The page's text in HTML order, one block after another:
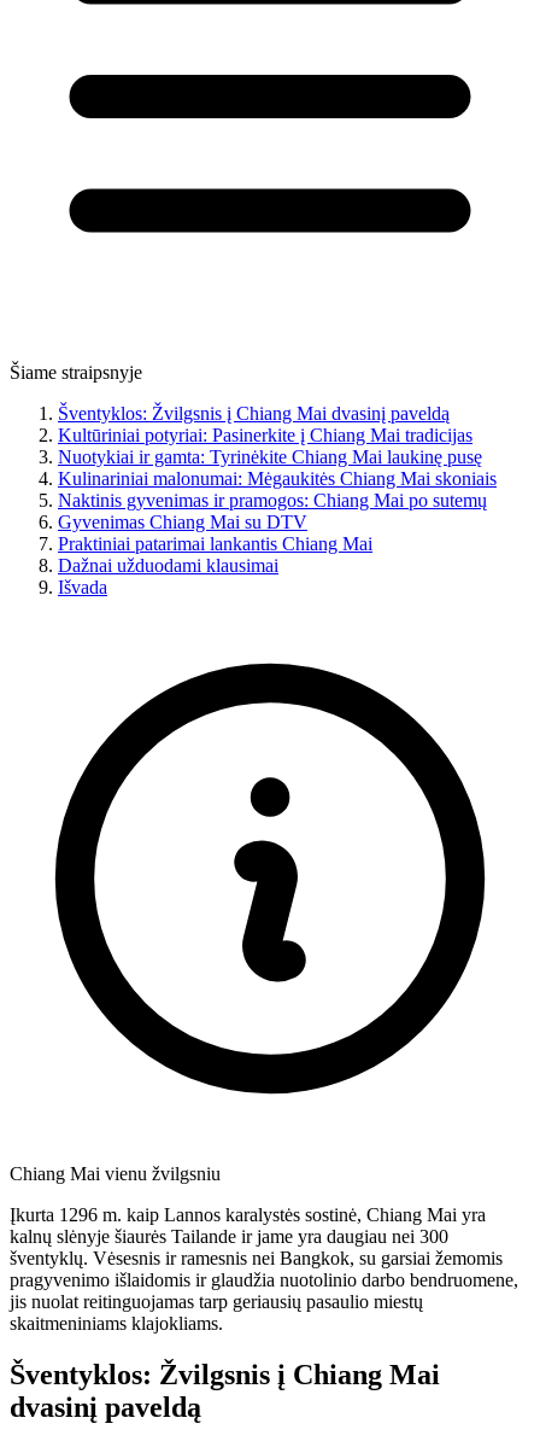
Šiame straipsnyje
Šventyklos: Žvilgsnis į Chiang Mai dvasinį paveldą
Kultūriniai potyriai: Pasinerkite į Chiang Mai tradicijas
Nuotykiai ir gamta: Tyrinėkite Chiang Mai laukinę pusę
Kulinariniai malonumai: Mėgaukitės Chiang Mai skoniais
Naktinis gyvenimas ir pramogos: Chiang Mai po sutemų
Gyvenimas Chiang Mai su DTV
Praktiniai patarimai lankantis Chiang Mai
Dažnai užduodami klausimai
Išvada
Chiang Mai vienu žvilgsniu
Įkurta 1296 m. kaip Lannos karalystės sostinė, Chiang Mai yra
kalnų slėnyje šiaurės Tailande ir jame yra daugiau nei 300
šventyklų. Vėsesnis ir ramesnis nei Bangkok, su garsiai žemomis
pragyvenimo išlaidomis ir glaudžia nuotolinio darbo bendruomene,
jis nuolat reitinguojamas tarp geriausių pasaulio miestų
skaitmeniniams klajokliams.
Šventyklos: Žvilgsnis į Chiang Mai
dvasinį paveldą